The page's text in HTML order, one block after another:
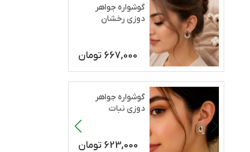
گوشواره جواهر
دوزی رخشان
667,000 تومان
گوشواره جواهر
دوزی نبات
623,000 تومان